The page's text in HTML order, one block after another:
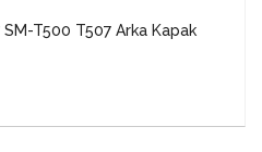
T500 T507 Arka Kapak